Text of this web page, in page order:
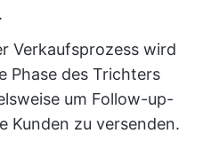
.
Verkaufsprozess wird
Phase des Trichters
um Follow-up-
Kunden zu versenden.